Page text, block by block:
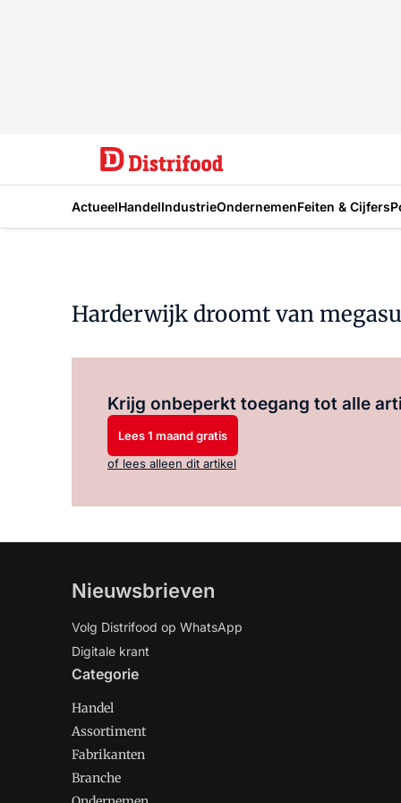
ActueelHandelIndustrieOndernemenFeiten & Cijfers
Harderwijk droomt van
Krijg onbeperkt toegang tot alle
Lees 1 maand gratis
of lees alleen dit artikel
Nieuwsbrieven
Volg Distrifood op WhatsApp
Digitale krant
Categorie
Handel
Assortiment
Fabrikanten
Branche